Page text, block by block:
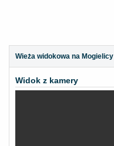
Wieża widokowa na Mogielicy
Widok z kamery